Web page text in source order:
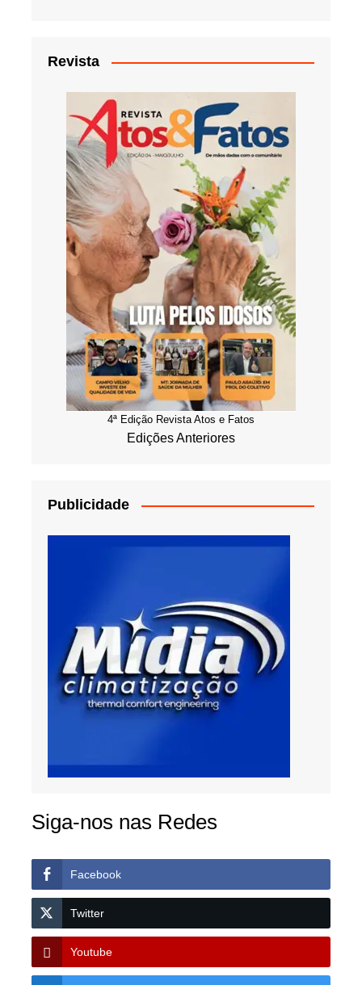
Revista
4ª Edição Revista Atos e Fatos
Edições Anteriores
Publicidade
Siga-nos nas Redes
Facebook
Twitter
Youtube